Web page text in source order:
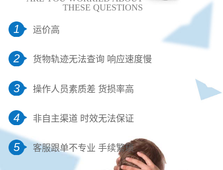
THESE QUESTIONS
1 运价高
2 货物轨迹无法查询 响应速度慢
3 操作人员素质差 货损率高
4 非自主渠道 时效无法保证
5 客服跟单不专业 手续繁琐